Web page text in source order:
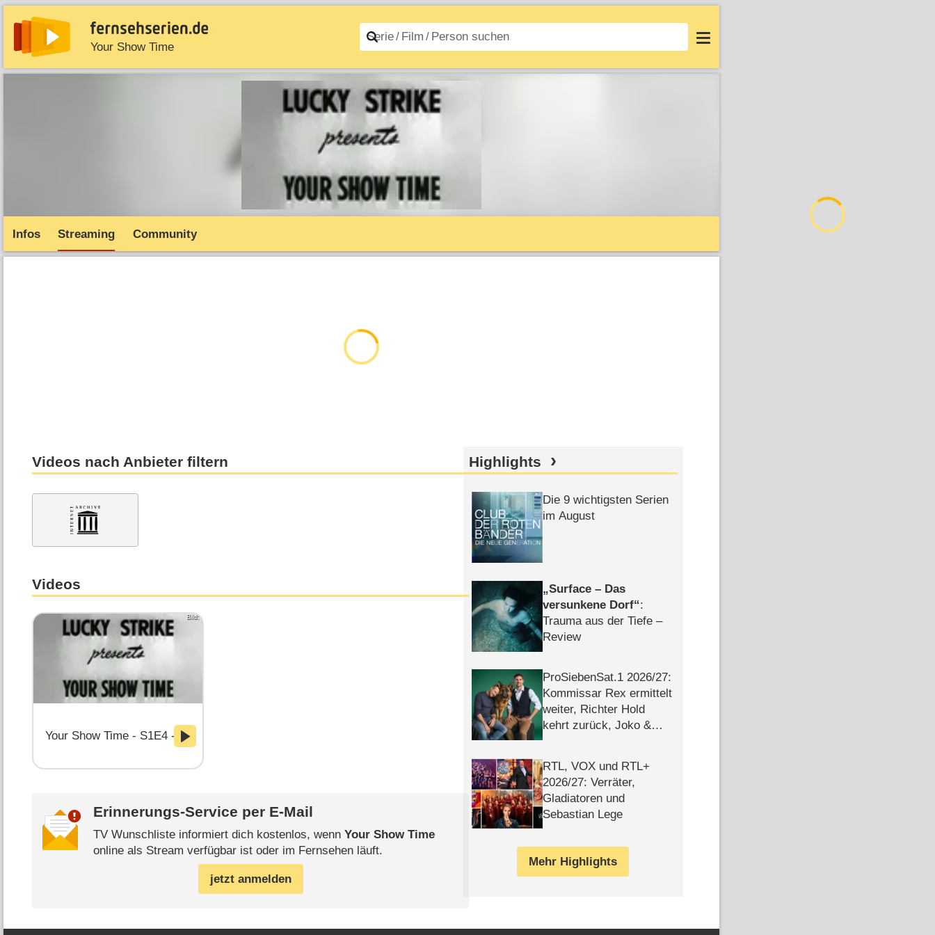
Your Show Time
News Entdecken Streaming Filme A–Z Login
Infos Streaming Community
Videos nach Anbieter filtern
Videos
Bild:
Your Show Time - S1E4 - The Mummy's Foot
Erinnerungs-Service per E-Mail
TV Wunschliste informiert dich kostenlos, wenn Your Show Time
online als Stream verfügbar ist oder im Fernsehen läuft.
jetzt anmelden
Highlights
Die 9 wichtigsten Serien
im August
Surface – Das
versunkene Dorf :
Trauma aus der Tiefe –
Review
ProSiebenSat.1 2026/​27:
Kommissar Rex ermittelt
weiter, Richter Hold
kehrt zurück, Joko &
RTL, VOX und RTL+
2026/​27: Verräter,
Gladiatoren und
Sebastian Lege
Mehr Highlights